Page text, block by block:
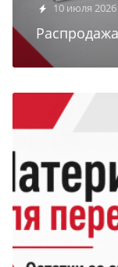
10 июля 2026